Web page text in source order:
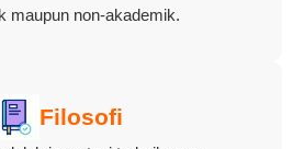
maupun non-akademik.
Filosofi